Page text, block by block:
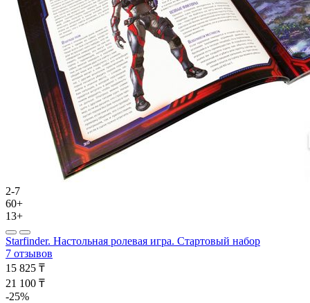
2-7
60+
13+
Starfinder. Настольная ролевая игра. Стартовый набор
7 отзывов
15 825 ₸
21 100 ₸
-25%